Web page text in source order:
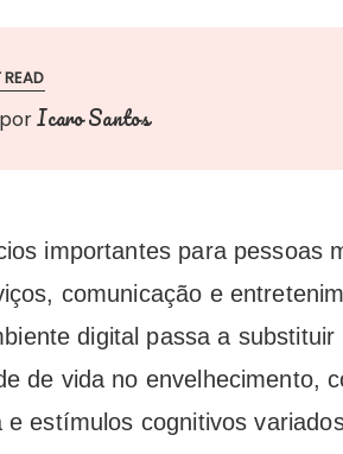
porIcaro Santos
importantes para pessoas
comunicação e
digital passa a substituir
de vida no envelhecimento,
estímulos cognitivos